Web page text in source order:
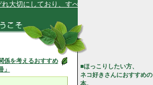
しており、すべてが上手く回っています★
係を考えるおすすめ
」
■ほっこりしたい方、
ネコ好きさんにおすすめの
本。